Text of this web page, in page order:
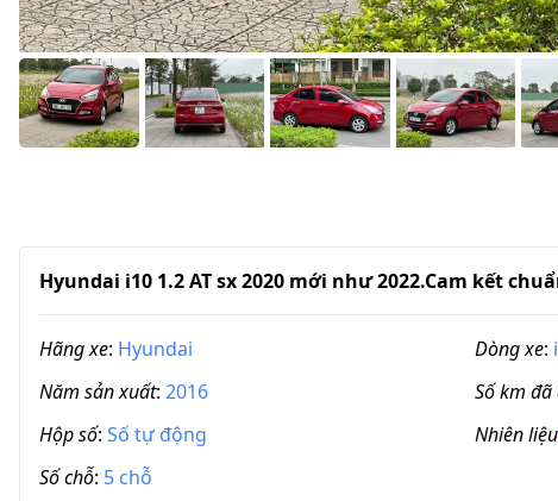
Hyundai i10 1.2 AT sx 2020 mới như 2022.Cam kết
Hãng xe: Hyundai Dòng xe:
Năm sản xuất: 2016 Số km đã
Hộp số: Số tự động Nhiên liệu
Số chỗ: 5 chỗ